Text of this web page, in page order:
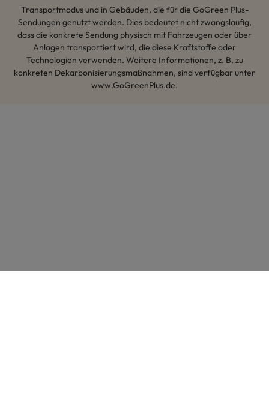
Transportmodus und in Gebäuden, die für die GoGreen Plus-
Sendungen genutzt werden. Dies bedeutet nicht zwangsläufig,
dass die konkrete Sendung physisch mit Fahrzeugen oder über
Anlagen transportiert wird, die diese Kraftstoffe oder
Technologien verwenden. Weitere Informationen, z. B. zu
konkreten Dekarbonisierungsmaßnahmen, sind verfügbar unter
www.GoGreenPlus.de.